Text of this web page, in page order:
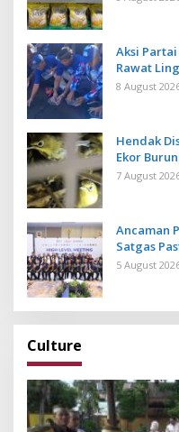
Aksi
Rawat
Tukik
8 August
Hendak
Ekor
Bali
7 August
Ancaman
Satgas
5 August
Culture